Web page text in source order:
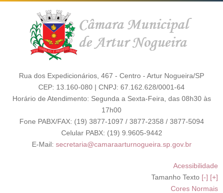
Rua dos Expedicionários, 467 - Centro - Artur Nogueira/SP
CEP: 13.160-080 | CNPJ: 67.162.628/0001-64
Horário de Atendimento: Segunda a Sexta-Feira, das 08h30 às
17h00
Fone PABX/FAX: (19) 3877-1097 / 3877-2358 / 3877-5094
Celular PABX: (19) 9.9605-9442
E-Mail: secretaria@camaraarturnogueira.sp.gov.br
Acessibilidade
Tamanho Texto [-] [+]
Cores Normais